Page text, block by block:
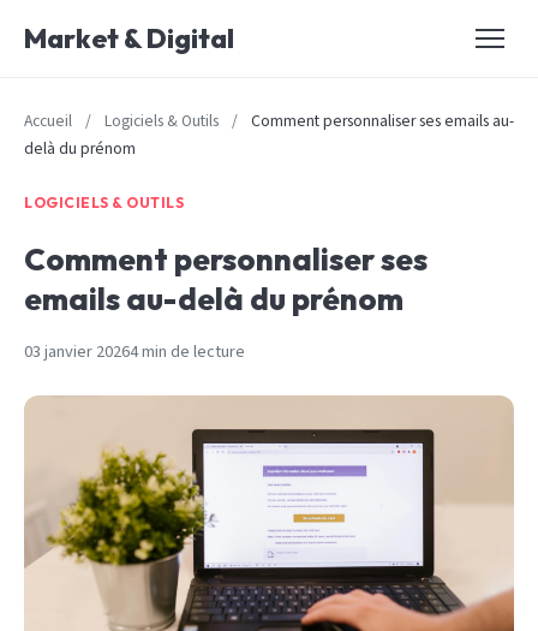
Market & Digital
Accueil / Logiciels & Outils / Comment personnaliser ses emails au-
delà du prénom
LOGICIELS & OUTILS
Comment personnaliser ses
emails au-delà du prénom
03 janvier 20264 min de lecture